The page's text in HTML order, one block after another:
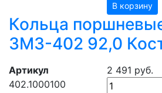
В корзину
Кольца
ЗМЗ-402 92,0
Артикул
402.1000100
2 491 руб.